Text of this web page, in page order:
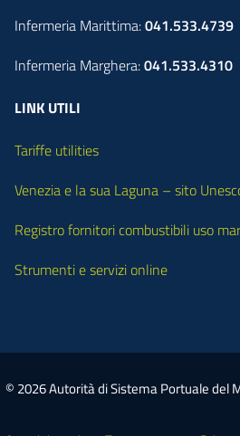
Infermeria Marittima:041.533.4739
Infermeria Marghera:041.533.4310
LINK UTILI
Tariffe utilities
Venezia e la sua Laguna – sito
Registro fornitori combustibili uso
Strumenti e servizi online
© 2026 Autorità di Sistema Portuale del